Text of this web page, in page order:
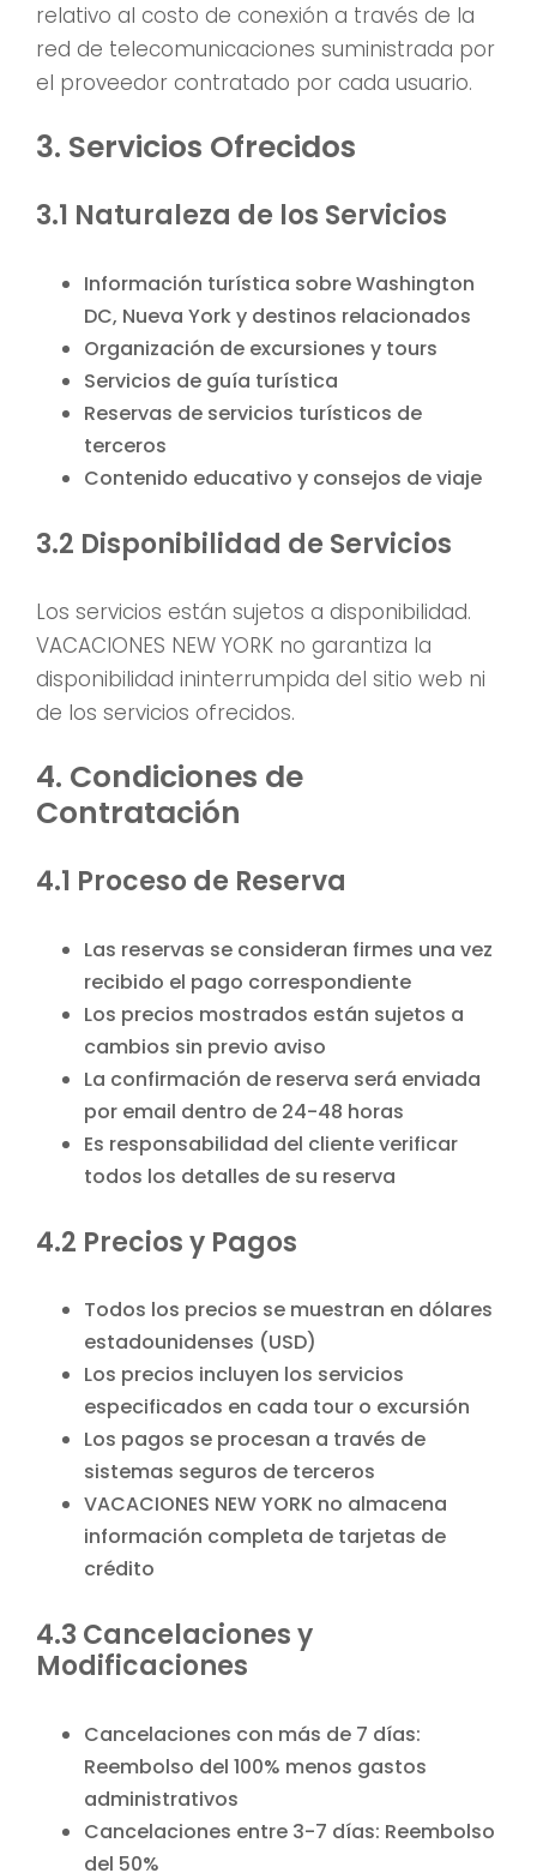
relativo al costo de conexión a través de la
red de telecomunicaciones suministrada por
el proveedor contratado por cada usuario.
3. Servicios Ofrecidos
3.1 Naturaleza de los Servicios
Información turística sobre Washington
DC, Nueva York y destinos relacionados
Organización de excursiones y tours
Servicios de guía turística
Reservas de servicios turísticos de
terceros
Contenido educativo y consejos de viaje
3.2 Disponibilidad de Servicios
Los servicios están sujetos a disponibilidad.
VACACIONES NEW YORK no garantiza la
disponibilidad ininterrumpida del sitio web ni
de los servicios ofrecidos.
4. Condiciones de
Contratación
4.1 Proceso de Reserva
Las reservas se consideran firmes una vez
recibido el pago correspondiente
Los precios mostrados están sujetos a
cambios sin previo aviso
La confirmación de reserva será enviada
por email dentro de 24-48 horas
Es responsabilidad del cliente verificar
todos los detalles de su reserva
4.2 Precios y Pagos
Todos los precios se muestran en dólares
estadounidenses (USD)
Los precios incluyen los servicios
especificados en cada tour o excursión
Los pagos se procesan a través de
sistemas seguros de terceros
VACACIONES NEW YORK no almacena
información completa de tarjetas de
crédito
4.3 Cancelaciones y
Modificaciones
Cancelaciones con más de 7 días:
Reembolso del 100% menos gastos
administrativos
Cancelaciones entre 3-7 días: Reembolso
del 50%